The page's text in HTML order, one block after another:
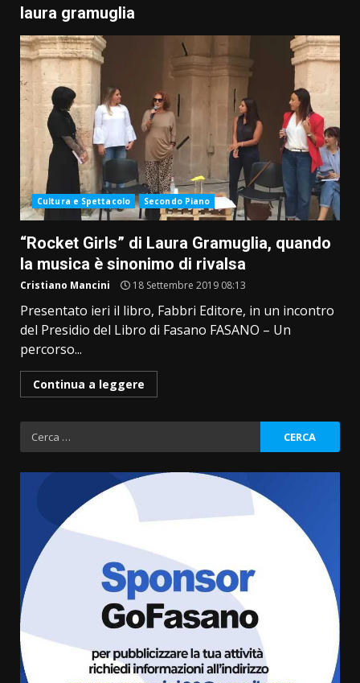
laura gramuglia
Cultura e Spettacolo Secondo Piano
“Rocket Girls” di Laura Gramuglia, quando
la musica è sinonimo di rivalsa
Cristiano Mancini 18 Settembre 2019 08:13
Presentato ieri il libro, Fabbri Editore, in un incontro
del Presidio del Libro di Fasano FASANO – Un
percorso...
Continua a leggere
Ricerca
per:
Residenti di Savelletri scrivono
al Prefetto: “Noi cittadini di
5 Agosto 2026 06:15